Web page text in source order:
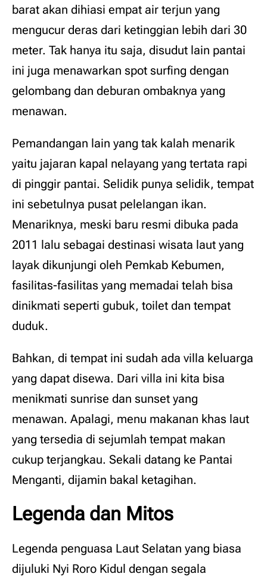
barat akan dihiasi empat air terjun yang
mengucur deras dari ketinggian lebih dari 30
meter. Tak hanya itu saja, disudut lain pantai
ini juga menawarkan spot surfing dengan
gelombang dan deburan ombaknya yang
menawan.
Pemandangan lain yang tak kalah menarik
yaitu jajaran kapal nelayang yang tertata rapi
di pinggir pantai. Selidik punya selidik, tempat
ini sebetulnya pusat pelelangan ikan.
Menariknya, meski baru resmi dibuka pada
2011 lalu sebagai destinasi wisata laut yang
layak dikunjungi oleh Pemkab Kebumen,
fasilitas-fasilitas yang memadai telah bisa
dinikmati seperti gubuk, toilet dan tempat
duduk.
Bahkan, di tempat ini sudah ada villa keluarga
yang dapat disewa. Dari villa ini kita bisa
menikmati sunrise dan sunset yang
menawan. Apalagi, menu makanan khas laut
yang tersedia di sejumlah tempat makan
cukup terjangkau. Sekali datang ke Pantai
Menganti, dijamin bakal ketagihan.
Legenda dan Mitos
Legenda penguasa Laut Selatan yang biasa
dijuluki Nyi Roro Kidul dengan segala